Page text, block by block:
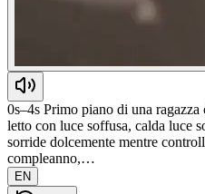
0s–4s Primo piano di una
letto con luce soffusa, calda luce
sorride dolcemente mentre
compleanno,…
EN